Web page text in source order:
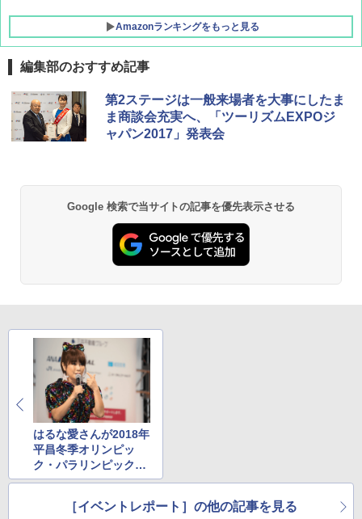
Amazonランキングをもっと見る
DEWEL パラソル 大型 ビーチ アウトドアパ
ラソル ガーデン サイトシート付 折りたたみ
防水 UVカット 4段階高さ調整 軽量 収納袋付
き
GRANDOOR ステンレス保冷剤 2個セット 2
026リニューアル 急速冷凍 空間倍増 衛生的
コンパクト 保冷力長持ち
￥2,980
1cm ソフト 2個セット (2個セット)
￥680
熊撃退スプレー 熊よけスプレー 熊スプレー
【日本企業販売】超強力クマ対策スプレー 30
0ml（連続噴射30秒）110ml（連続噴射15
秒）射程5～10m 安全ロック搭載 携帯収納袋
付き ヒグマ・イノシシ対策 自治体・教育機
関の購入実績 登山・キャンプ・アウトドア・
防災用品 長期保存可能 緊急時用 日本国内発
送
編集部のおすすめ記事
第2ステージは一般来場者を大事にしたま
ま商談会充実へ、「ツーリズムEXPOジ
ャパン2017」発表会
Google 検索で当サイトの記事を優先表示させる
はるな愛さんが2018年
平昌冬季オリンピッ
ク・パラリンピックや
韓国観光をアピール
［イベントレポート］の他の記事を見る